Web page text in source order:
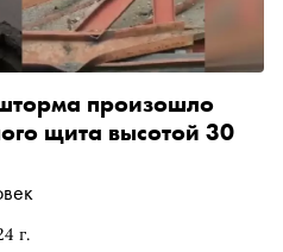
г.
произошло
щита высотой 30